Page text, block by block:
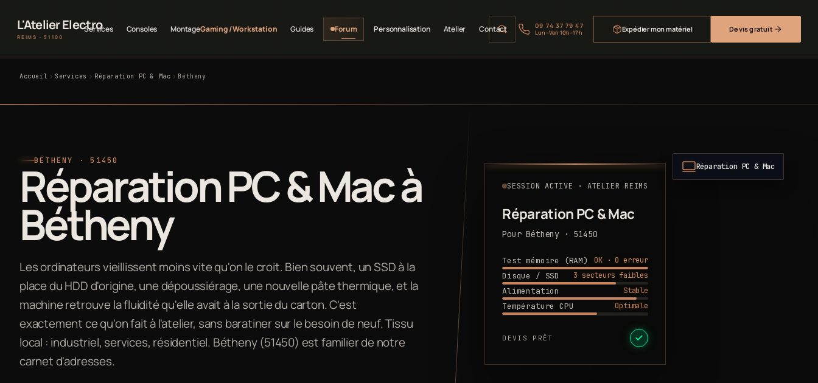
L'Atelier Electro
REIMS · 51100
Services Consoles MontageGaming / Workstation Guides Forum Personnalisation Atelier Contact 09 74 37 79 47
Lun–Ven 10h–17h Expédier mon matériel Devis gratuit
Accueil Services Réparation PC & Mac Bétheny
BÉTHENY · 51450
Réparation PC & Mac à
Bétheny
Les ordinateurs vieillissent moins vite qu'on le croit. Bien souvent, un SSD à la
place du HDD d'origine, une dépoussiérage, une nouvelle pâte thermique, et la
machine retrouve la fluidité qu'elle avait à la sortie du carton. C'est
exactement ce qu'on fait à l'atelier, sans baratiner sur le besoin de neuf. Tissu
local : industriel, services, résidentiel. Bétheny (51450) est familier de notre
carnet d'adresses.
SESSION ACTIVE · ATELIER REIMS
Réparation PC & Mac
Pour Bétheny · 51450
Test mémoire (RAM)
OK · 0 erreur
Disque / SSD
3 secteurs faibles
Alimentation
Stable
Température CPU
Optimale
DEVIS PRÊT
Réparation PC & Mac